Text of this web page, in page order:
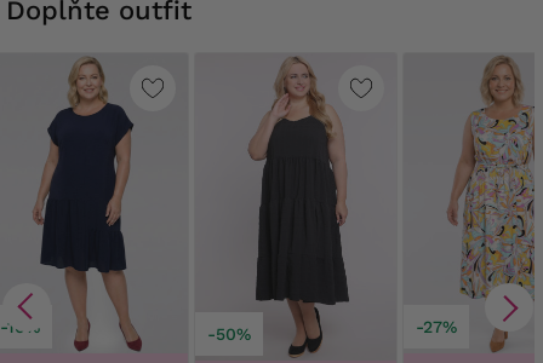
Doplňte outfit
-10% -50% -27%